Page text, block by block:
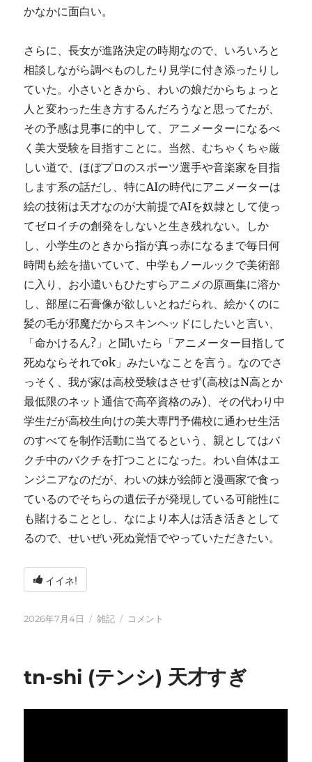
かなかに面白い。
さらに、長女が進路決定の時期なので、いろいろと
相談しながら調べものしたり見学に付き添ったりし
ていた。小さいときから、わいの娘だからちょっと
人と変わった生き方するんだろうなと思ってたが、
その予感は見事に的中して、アニメーターになるべ
く美大受験を目指すことに。当然、むちゃくちゃ厳
しい道で、ほぼプロのスポーツ選手や音楽家を目指
します系の話だし、特にAIの時代にアニメーターは
絵の技術は天才なのが大前提でAIを奴隷として使っ
てゼロイチの創発をしないと生き残れない。しか
し、小学生のときから指が真っ赤になるまで毎日何
時間も絵を描いていて、中学もノールックで美術部
に入り、お小遣いもひたすらアニメの原画集に溶か
し、部屋に石膏像が欲しいとねだられ、絵かくのに
髪の毛が邪魔だからスキンヘッドにしたいと言い、
「命かけるん?」と聞いたら「アニメーター目指して
死ぬならそれでok」みたいなことを言う。なのでさ
っそく、我が家は高校受験はさせず(高校はN高とか
最低限のネット通信で高卒資格のみ)、その代わり中
学生だが高校生向けの美大専門予備校に通わせ生活
のすべてを制作活動に当てるという、親としてはバ
クチ中のバクチを打つことになった。わい自体はエ
ンジニアなのだが、わいの妹が絵師と漫画家で食っ
ているのでそちらの遺伝子が発現している可能性に
も賭けることとし、なにより本人は活き活きとして
るので、せいぜい死ぬ覚悟でやっていただきたい。
イイネ!
投
2026年7月4日
カ
ー
雑記
い
と
コメント
tn-shi (テンシ) 天才すぎ